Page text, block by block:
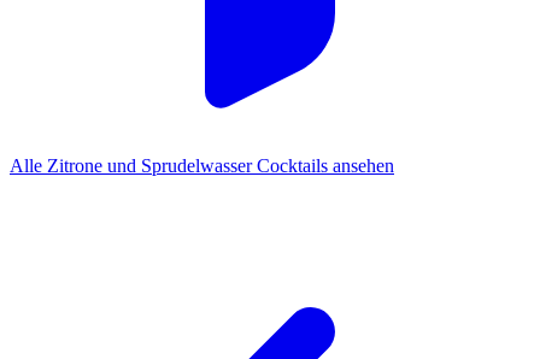
Alle Zitrone und Sprudelwasser Cocktails ansehen